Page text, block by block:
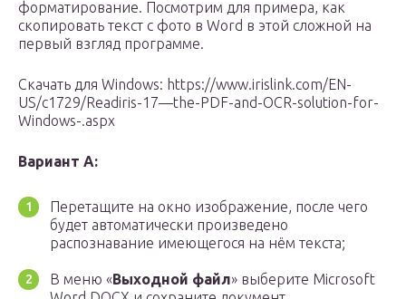
форматирование. Посмотрим для примера, как
скопировать текст с фото в Word в этой сложной на
первый взгляд программе.
Скачать для Windows: https://www.irislink.com/EN-
US/c1729/Readiris-17—the-PDF-and-OCR-solution-for-
Windows-.aspx
Вариант A:
Перетащите на окно изображение, после чего
будет автоматически произведено
распознавание имеющегося на нём текста;
В меню «Выходной файл» выберите Microsoft